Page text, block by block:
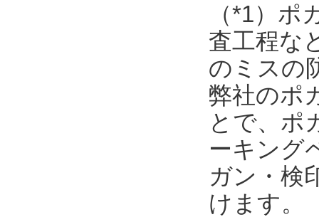
（*1）
査工程な
のミスの
弊社のポ
とで、ポ
ーキング
ガン・検
けます。